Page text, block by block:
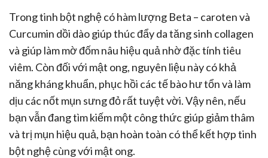
Trong tinh bột nghệ có hàm lượng Beta – caroten và
Curcumin dồi dào giúp thúc đẩy da tăng sinh collagen
và giúp làm mờ đốm nâu hiệu quả nhờ đặc tính tiêu
viêm. Còn đối với mật ong, nguyên liệu này có khả
năng kháng khuẩn, phục hồi các tế bào hư tổn và làm
dịu các nốt mụn sưng đỏ rất tuyệt vời. Vậy nên, nếu
bạn vẫn đang tìm kiếm một công thức giúp giảm thâm
và trị mụn hiệu quả, bạn hoàn toàn có thể kết hợp tinh
bột nghệ cùng với mật ong.